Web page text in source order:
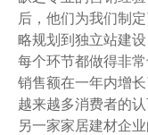
后，他们为我们制
略规划到独立站建
每个环节都做得非
销售额在一年内增
越来越多消费者的认
另一家家居建材企